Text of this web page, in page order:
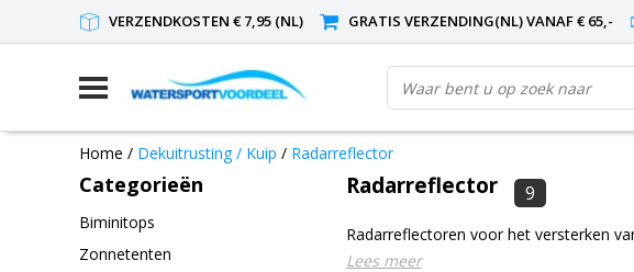
VERZENDKOSTEN € 7,95 (NL) GRATIS VERZENDING(NL) VANAF € 65,-
Home / Dekuitrusting / Kuip / Radarreflector
Categorieën
Biminitops
Zonnetenten
Radarreflector 9
Radarreflectoren voor het versterken
Lees meer